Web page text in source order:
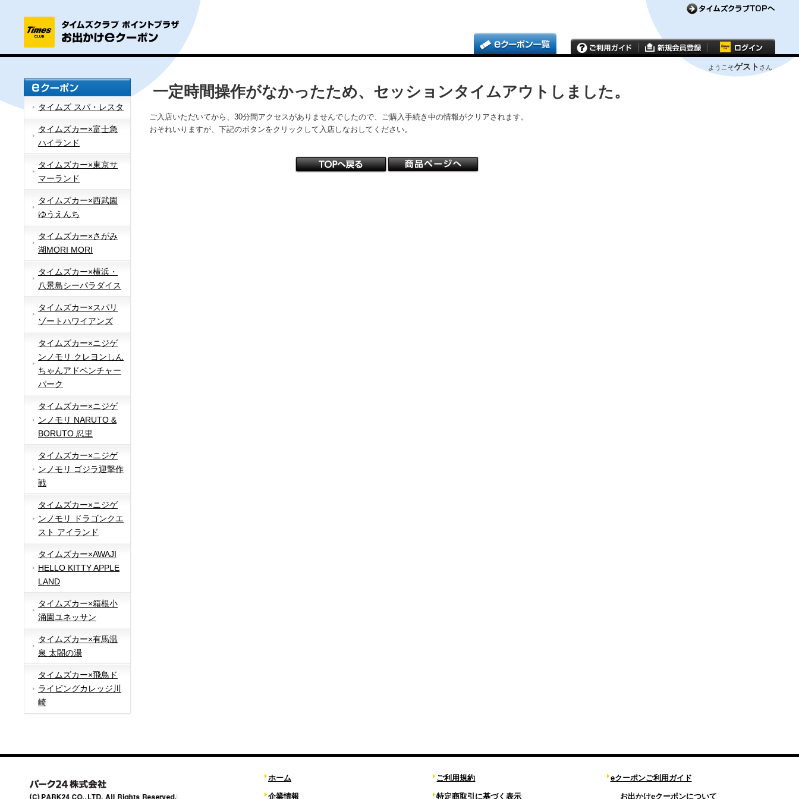
ようこそゲスト さん
タイムズ スパ・レスタ
タイムズカー×富士急
ハイランド
タイムズカー×東京サ
マーランド
タイムズカー×西武園
ゆうえんち
タイムズカー×さがみ
湖MORI MORI
タイムズカー×横浜・
八景島シーパラダイス
タイムズカー×スパリ
ゾートハワイアンズ
タイムズカー×ニジゲ
ンノモリ クレヨンしん
ちゃんアドベンチャー
パーク
タイムズカー×ニジゲ
ンノモリ NARUTO &
BORUTO 忍里
タイムズカー×ニジゲ
ンノモリ ゴジラ迎撃作
戦
タイムズカー×ニジゲ
ンノモリ ドラゴンクエ
スト アイランド
タイムズカー×AWAJI
HELLO KITTY APPLE
LAND
タイムズカー×箱根小
涌園ユネッサン
タイムズカー×有馬温
泉 太閤の湯
タイムズカー×飛鳥ド
ライビングカレッジ川
崎
一定時間操作がなかったため、セッションタイムアウトしました。
ご入店いただいてから、30分間アクセスがありませんでしたので、ご購入手続き中の情報がクリアされます。
おそれいりますが、下記のボタンをクリックして入店しなおしてください。
ホーム
企業情報
ご利用規約
特定商取引に基づく表示
eクーポンご利用ガイド
お出かけeクーポンについて